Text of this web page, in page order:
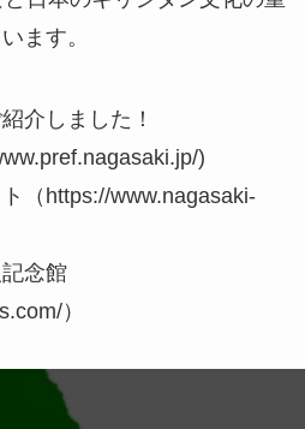
ます。
介しました！
)
（https://www.nagasaki-
念館
）